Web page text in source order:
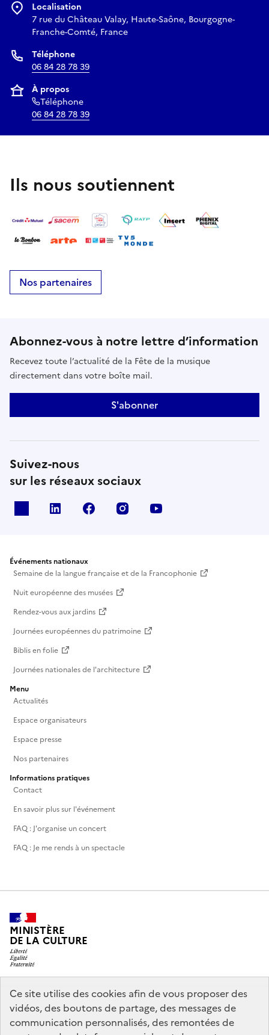
Ce site utilise des cookies afin de vous proposer des
vidéos, des boutons de partage, des messages de
communication personnalisés, des remontées de
Localisation
7 rue du Château Valay, Haute-Saône, Bourgogne-
Franche-Comté, France
Téléphone
06 84 28 78 39
À propos
Téléphone
06 84 28 78 39
Ils nous soutiennent
Nos partenaires
Abonnez-vous à notre lettre d’information
Recevez toute l’actualité de la Fête de la musique
directement dans votre boîte mail.
S'abonner
Suivez-nous
sur les réseaux sociaux
Linkedin Facebook Instagram
Événements nationaux
Semaine de la langue française et de la Francophonie
Nuit européenne des musées
Rendez-vous aux jardins
Journées européennes du patrimoine
Biblis en folie
Journées nationales de l'architecture
Menu
Actualités
Espace organisateurs
Espace presse
Nos partenaires
Informations pratiques
Contact
En savoir plus sur l'événement
FAQ : J'organise un concert
FAQ : Je me rends à un spectacle
MINISTÈRE
DE LA CULTURE
legifrance.gouv.fr
info.gouv.fr
service-public.gouv.fr
data.gouv.fr